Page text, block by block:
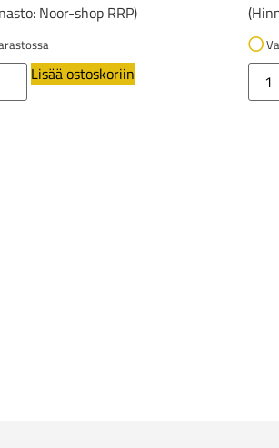
Noor-shop RRP)
Lisää ostoskoriin